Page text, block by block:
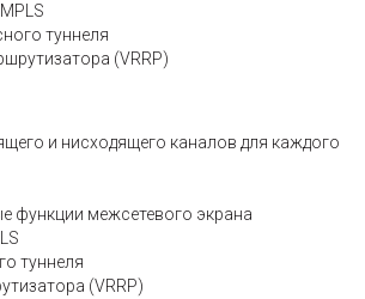
туннеля
(VRRP)
и нисходящего каналов для каждого
функции межсетевого экрана
туннеля
(VRRP)